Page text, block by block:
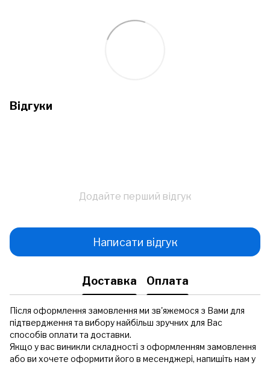
Відгуки
Додайте перший відгук
Написати відгук
Доставка Оплата
Після оформлення замовлення ми зв'яжемося з Вами для
підтвердження та вибору найбільш зручних для Вас
способів оплати та доставки.
Якщо у вас виникли складності з оформленням замовлення
або ви хочете оформити його в месенджері, напишіть нам у